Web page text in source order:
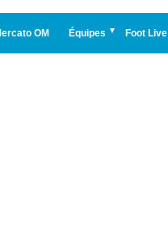
OM Équipes Foot Live